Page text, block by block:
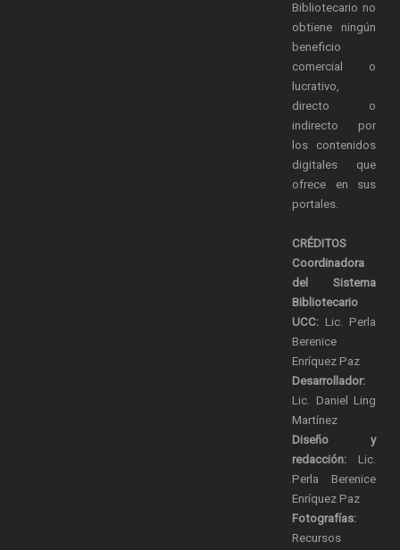
Bibliotecario no
obtiene ningún
beneficio
comercial o
lucrativo,
directo o
indirecto por
los contenidos
digitales que
ofrece en sus
portales.
CRÉDITOS
Coordinadora
del Sistema
Bibliotecario
UCC: Lic. Perla
Berenice
Enríquez Paz
Desarrollador:
Lic. Daniel Ling
Martínez
Diseño y
redacción: Lic.
Perla Berenice
Enríquez Paz
Fotografías:
Recursos